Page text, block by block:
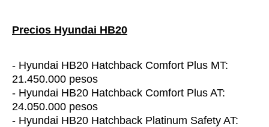
Precios Hyundai HB20
- Hyundai HB20 Hatchback Comfort Plus MT:
21.450.000 pesos
- Hyundai HB20 Hatchback Comfort Plus AT:
24.050.000 pesos
- Hyundai HB20 Hatchback Platinum Safety AT: